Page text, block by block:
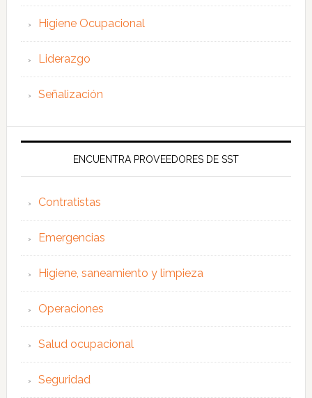
Higiene Ocupacional
Liderazgo
Señalización
ENCUENTRA PROVEEDORES DE SST
Contratistas
Emergencias
Higiene, saneamiento y limpieza
Operaciones
Salud ocupacional
Seguridad